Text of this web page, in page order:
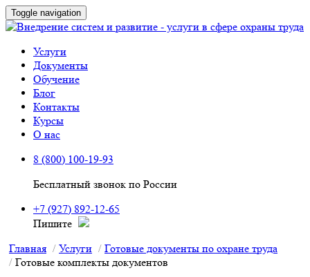
Toggle navigation
Услуги
Документы
Обучение
Блог
Контакты
Курсы
О нас
8 (800) 100-19-93
Бесплатный звонок по России
+7 (927) 892-12-65
Пишите
Главная
Услуги
Готовые документы по охране труда
Готовые комплекты документов